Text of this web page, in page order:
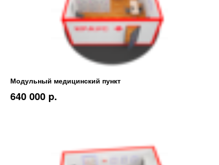
Модульный медицинский пункт
640 000 p.